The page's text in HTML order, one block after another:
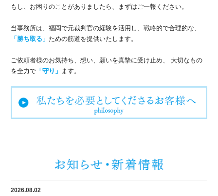
もし、お困りのことがありましたら、まずはご一報ください。
当事務所は、福岡で元裁判官の経験を活用し、戦略的で合理的な、
「勝ち取る」 ための筋道を提供いたします。
ご依頼者様のお気持ち、想い、願いを真摯に受け止め、
大切なもの
を全力で 「守り」 ます。
2026.08.02